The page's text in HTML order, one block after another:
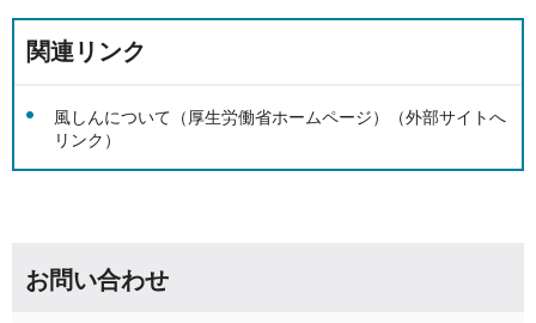
関連リンク
風しんについて（厚生労働省ホームページ）（外部サイトへ
リンク）
お問い合わせ